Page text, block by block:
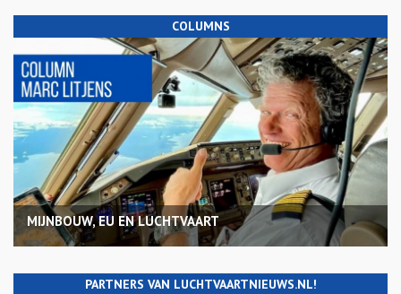
COLUMNS
MIJNBOUW, EU EN LUCHTVAART
PARTNERS VAN LUCHTVAARTNIEUWS.NL!